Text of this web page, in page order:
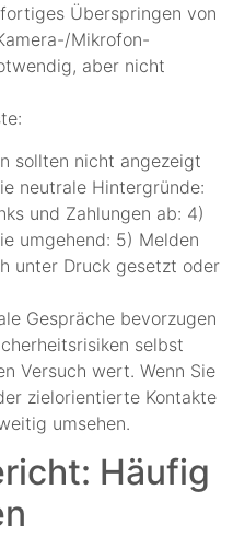
Überspringen von
Mikrofon-
aber nicht
sollten nicht angezeigt
neutrale Hintergründe:
und Zahlungen ab: 4)
umgehend: 5) Melden
unter Druck gesetzt oder
Gespräche bevorzugen
selbst
Versuch wert. Wenn Sie
zielorientierte Kontakte
umsehen.
Häufig